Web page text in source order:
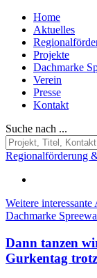
Home
Aktuelles
Projekte
Dachmarke
Verein
Presse
Kontakt
Suche nach ...
Regionalförderung
Weitere interessante
Dachmarke
Dann tanzen
Gurkentag